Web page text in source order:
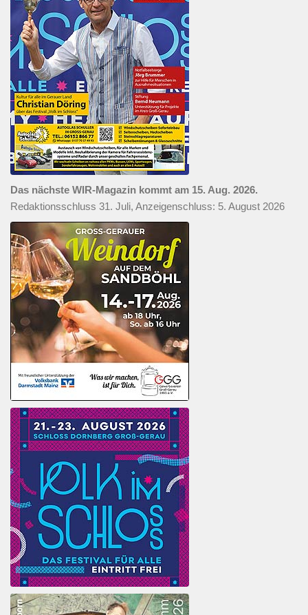
Das nächste WIR-Magazin kommt am 15. Aug. 2026.
Redaktionsschluss 31. Juli, Anzeigenschluss: 5. August 2026